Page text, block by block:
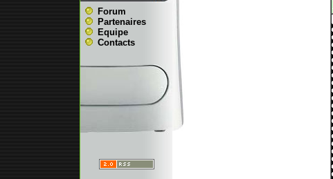
Forum
Partenaires
Equipe
Contacts